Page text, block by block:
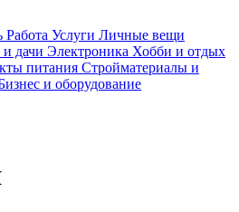
Работа Услуги Личные вещи
дачи Электроника Хобби и отдых
питания Стройматериалы и
и оборудование